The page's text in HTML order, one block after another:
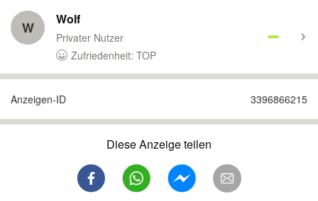
W Wolf
Privater Nutzer
Zufriedenheit: TOP
Anzeigen-ID 3396866215
Diese Anzeige teilen